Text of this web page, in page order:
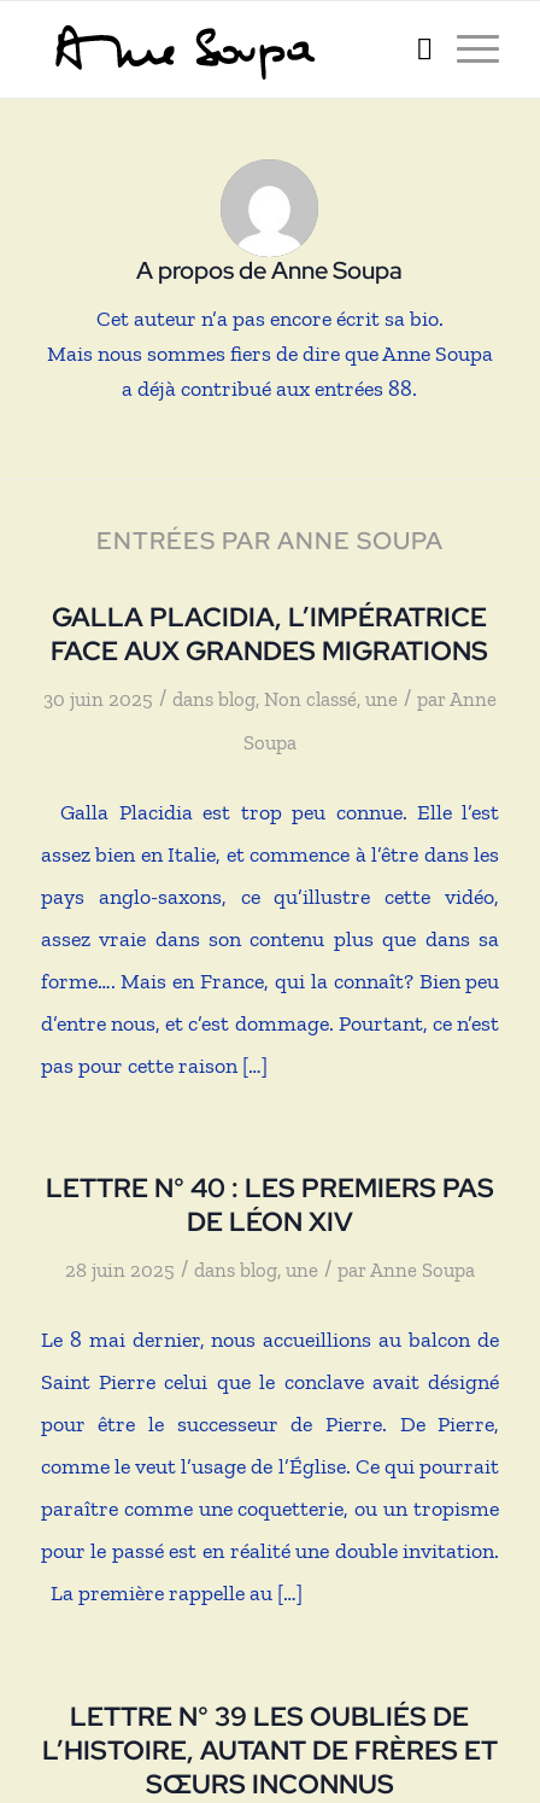
A propos deAnne Soupa
Cet auteur n’a pas encore écrit sa bio.
Mais nous sommes fiers de dire queAnne Soupa
a déjà contribué aux entrées 88.
ENTRÉES PAR ANNE SOUPA
GALLA PLACIDIA, L’IMPÉRATRICE
FACE AUX GRANDES MIGRATIONS
30 juin 2025 / dans blog, Non classé, une / par Anne
Soupa
Galla Placidia est trop peu connue. Elle l’est
assez bien en Italie, et commence à l’être dans les
pays anglo-saxons, ce qu’illustre cette vidéo,
assez vraie dans son contenu plus que dans sa
forme…. Mais en France, qui la connaît? Bien peu
d’entre nous, et c’est dommage. Pourtant, ce n’est
pas pour cette raison […]
LETTRE N° 40 : LES PREMIERS PAS
DE LÉON XIV
28 juin 2025 / dans blog, une / par Anne Soupa
Le 8 mai dernier, nous accueillions au balcon de
Saint Pierre celui que le conclave avait désigné
pour être le successeur de Pierre. De Pierre,
comme le veut l’usage de l’Église. Ce qui pourrait
paraître comme une coquetterie, ou un tropisme
pour le passé est en réalité une double invitation.
La première rappelle au […]
LETTRE N° 39 LES OUBLIÉS DE
L’HISTOIRE, AUTANT DE FRÈRES ET
SŒURS INCONNUS